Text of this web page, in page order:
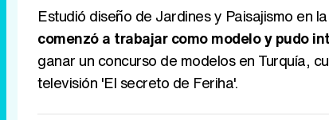
Estudió diseño de Jardines y Paisajismo en
comenzó a trabajar como modelo y pudo
ganar un concurso de modelos en Turquía,
televisión 'El secreto de Feriha'.